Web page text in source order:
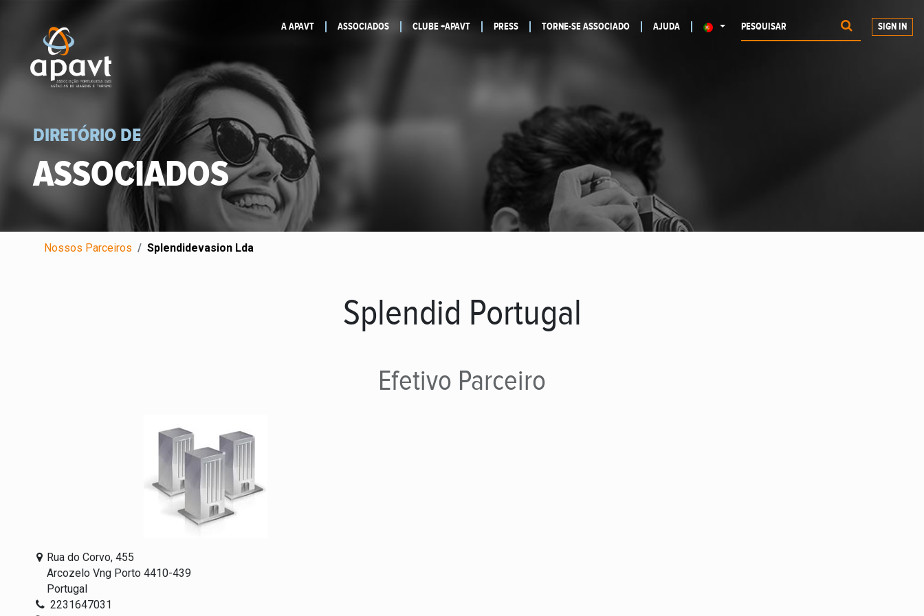
A APAVT ASSOCIADOS CLUBE +APAVT PRESS TORNE-SE ASSOCIADO AJUDA SIGN IN
DIRETÓRIO DE
ASSOCIADOS
Nossos Parceiros Splendidevasion Lda
Splendid Portugal
Efetivo Parceiro
Rua do Corvo, 455
Arcozelo Vng Porto 4410-439
Portugal
2231647031